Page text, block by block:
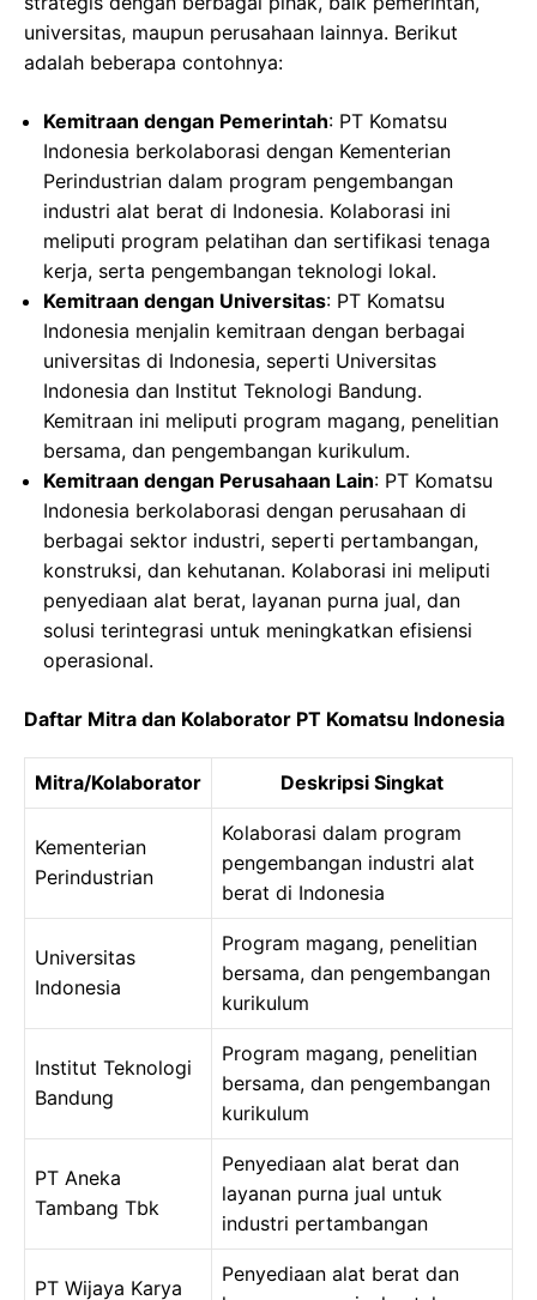
universitas, maupun perusahaan lainnya. Berikut
adalah beberapa contohnya:
Kemitraan dengan Pemerintah: PT Komatsu
Indonesia berkolaborasi dengan Kementerian
Perindustrian dalam program pengembangan
industri alat berat di Indonesia. Kolaborasi ini
meliputi program pelatihan dan sertifikasi tenaga
kerja, serta pengembangan teknologi lokal.
Kemitraan dengan Universitas: PT Komatsu
Indonesia menjalin kemitraan dengan berbagai
universitas di Indonesia, seperti Universitas
Indonesia dan Institut Teknologi Bandung.
Kemitraan ini meliputi program magang, penelitian
bersama, dan pengembangan kurikulum.
Kemitraan dengan Perusahaan Lain: PT Komatsu
Indonesia berkolaborasi dengan perusahaan di
berbagai sektor industri, seperti pertambangan,
konstruksi, dan kehutanan. Kolaborasi ini meliputi
penyediaan alat berat, layanan purna jual, dan
solusi terintegrasi untuk meningkatkan efisiensi
operasional.
Daftar Mitra dan Kolaborator PT Komatsu Indonesia
Mitra/Kolaborator Deskripsi Singkat
Kementerian
Perindustrian
Kolaborasi dalam program
pengembangan industri alat
berat di Indonesia
Universitas
Indonesia
Program magang, penelitian
bersama, dan pengembangan
kurikulum
Institut Teknologi
Bandung
Program magang, penelitian
bersama, dan pengembangan
kurikulum
PT Aneka
Tambang Tbk
Penyediaan alat berat dan
layanan purna jual untuk
industri pertambangan
PT Wijaya Karya
Penyediaan alat berat dan